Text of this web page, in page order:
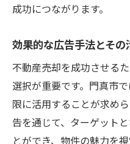
成功につながります。
効果的な広告手法とその
不動産売却を成功させる
選択が重要です。門真市
限に活用することが求め
告を通じて、ターゲット
とができ、物件の魅力を